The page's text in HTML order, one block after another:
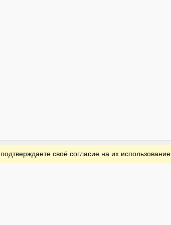
своё согласие на их использование.